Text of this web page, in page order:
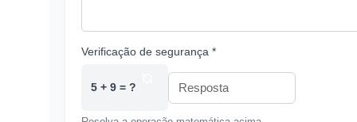
Verificação de segurança *
5 + 9 = ?